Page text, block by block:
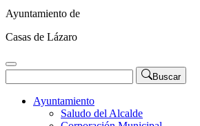
Ayuntamiento de
Casas de Lázaro
Buscar
Ayuntamiento
Saludo del Alcalde